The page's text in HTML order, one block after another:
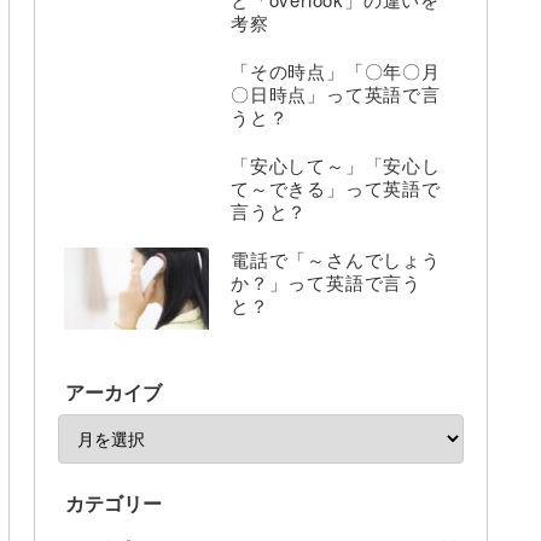
考察
「その時点」「〇年〇月
〇日時点」って英語で言
うと？
「安心して～」「安心し
て～できる」って英語で
言うと？
電話で「～さんでしょう
か？」って英語で言う
と？
アーカイブ
カテゴリー